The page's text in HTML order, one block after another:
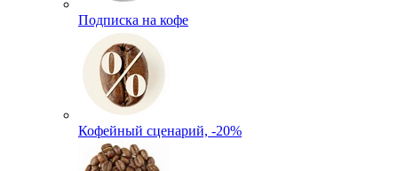
Подписка на кофе
Кофейный сценарий, -20%